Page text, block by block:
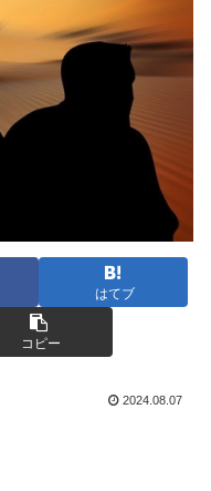
はてブ
コピー
2024.08.07